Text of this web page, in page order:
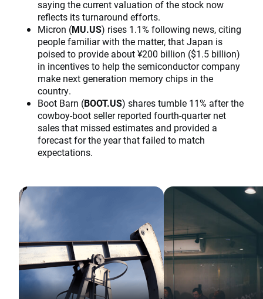
saying the current valuation of the stock now
reflects its turnaround efforts.
Micron (MU.US) rises 1.1% following news, citing
people familiar with the matter, that Japan is
poised to provide about ¥200 billion ($1.5 billion)
in incentives to help the semiconductor company
make next generation memory chips in the
country.
Boot Barn (BOOT.US) shares tumble 11% after the
cowboy-boot seller reported fourth-quarter net
sales that missed estimates and provided a
forecast for the year that failed to match
expectations.